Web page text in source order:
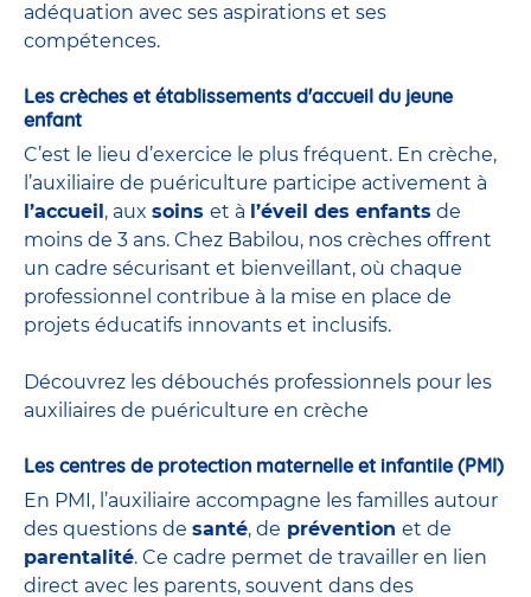
adéquation avec ses aspirations et ses
compétences.
Les crèches et établissements d'accueil du jeune
enfant
C’est le lieu d’exercice le plus fréquent. En crèche,
l’auxiliaire de puériculture participe activement à
l’accueil , aux soins et à l’éveil des enfants de
moins de 3 ans. Chez Babilou, nos crèches offrent
un cadre sécurisant et bienveillant, où chaque
professionnel contribue à la mise en place de
projets éducatifs innovants et inclusifs.
Découvrez les débouchés professionnels pour les
auxiliaires de puériculture en crèche
Les centres de protection maternelle et infantile (PMI)
En PMI, l’auxiliaire accompagne les familles autour
des questions de santé, de prévention et de
parentalité. Ce cadre permet de travailler en lien
direct avec les parents, souvent dans des